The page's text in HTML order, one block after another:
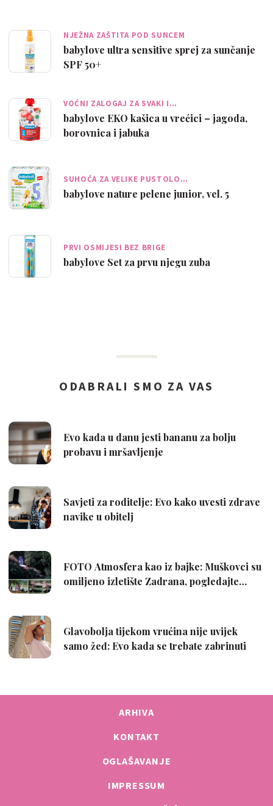
NJEŽNA ZAŠTITA POD SUNCEM
babylove ultra sensitive sprej za sunčanje
SPF 50+
VOĆNI ZALOGAJ ZA SVAKI I…
babylove EKO kašica u vrećici – jagoda,
borovnica i jabuka
SUHOĆA ZA VELIKE PUSTOLO…
babylove nature pelene junior, vel. 5
PRVI OSMIJESI BEZ BRIGE
babylove Set za prvu njegu zuba
ARHIVA
KONTAKT
OGLAŠAVANJE
IMPRESSUM